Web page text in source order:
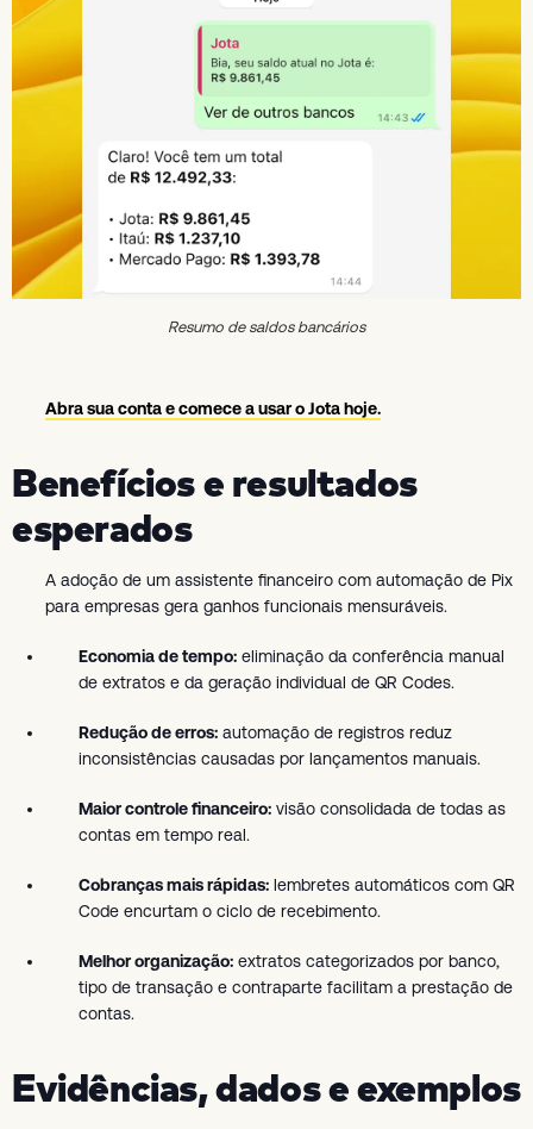
Resumo de saldos bancários
Abra sua conta e comece a usar o Jota hoje.
Benefícios e resultados
esperados
A adoção de um assistente financeiro com automação de Pix
para empresas gera ganhos funcionais mensuráveis.
Economia de tempo: eliminação da conferência manual
de extratos e da geração individual de QR Codes.
Redução de erros: automação de registros reduz
inconsistências causadas por lançamentos manuais.
Maior controle financeiro: visão consolidada de todas as
contas em tempo real.
Cobranças mais rápidas: lembretes automáticos com QR
Code encurtam o ciclo de recebimento.
Melhor organização: extratos categorizados por banco,
tipo de transação e contraparte facilitam a prestação de
contas.
Evidências, dados e exemplos